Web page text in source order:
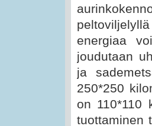
energiaa
joudutaan
ja
250*250
on 110*110
tuottaminen